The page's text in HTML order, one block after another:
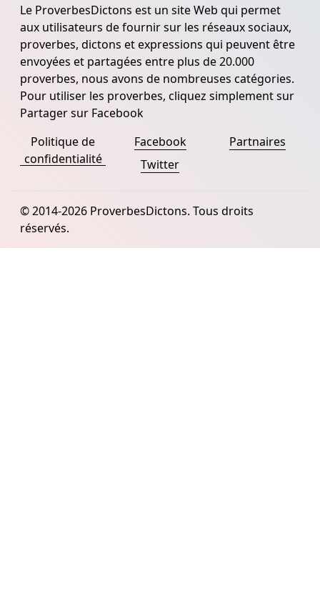
Le ProverbesDictons est un site Web qui permet
aux utilisateurs de fournir sur les réseaux sociaux,
proverbes, dictons et expressions qui peuvent être
envoyées et partagées entre plus de 20.000
proverbes, nous avons de nombreuses catégories.
Pour utiliser les proverbes, cliquez simplement sur
Partager sur Facebook
Politique de
confidentialité
Facebook
Twitter
Partnaires
© 2014-2026 ProverbesDictons. Tous droits
réservés.